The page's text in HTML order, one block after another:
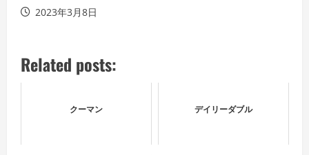
2023年3月8日
Related posts:
クーマン デイリーダブル